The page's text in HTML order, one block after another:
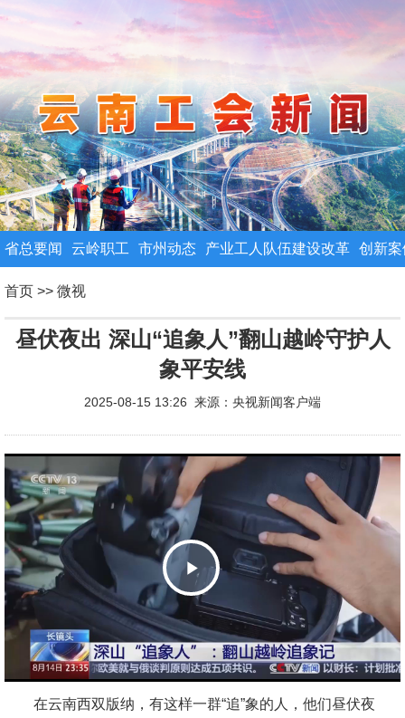
省总要闻 云岭职工 市州动态 产业工人队伍建设改革 创新案
首页 >> 微视
昼伏夜出 深山“追象人”翻山越岭守护人
象平安线
2025-08-15 13:26 来源： 央视新闻客户端
Play
Video
在云南西双版纳，有这样一群“追”象的人，他们昼伏夜